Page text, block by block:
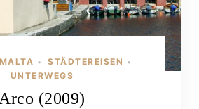
• STÄDTEREISEN •
UNTERWEGS
Arco (2009)